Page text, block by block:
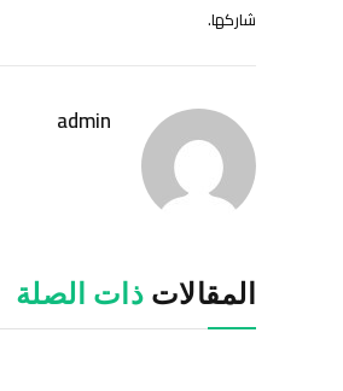
شاركها.
admin
المقالات ذات الصلة